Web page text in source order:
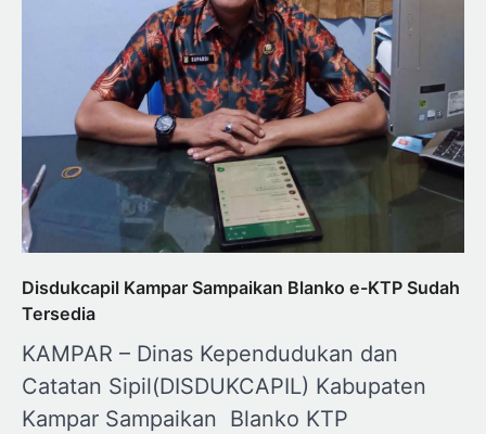
Disdukcapil Kampar Sampaikan Blanko e-KTP Sudah
Tersedia
KAMPAR – Dinas Kependudukan dan
Catatan Sipil(DISDUKCAPIL) Kabupaten
Kampar Sampaikan Blanko KTP